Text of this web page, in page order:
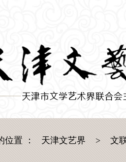
位置 ： 天津文艺界 > 文